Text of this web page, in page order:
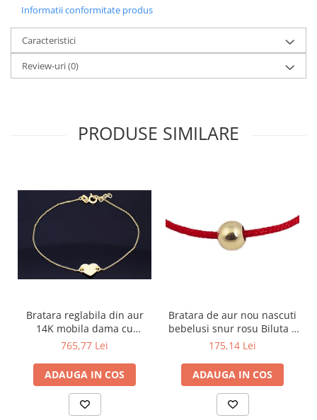
Informatii conformitate produs
Caracteristici
Review-uri(0)
PRODUSE SIMILARE
Bratara reglabila din aur
14K mobila dama cu
Inimioara gravabila
765,77 Lei
ADAUGA IN COS
Bratara de aur nou nascuti
bebelusi snur rosu Biluta 4
mm
175,14 Lei
ADAUGA IN COS